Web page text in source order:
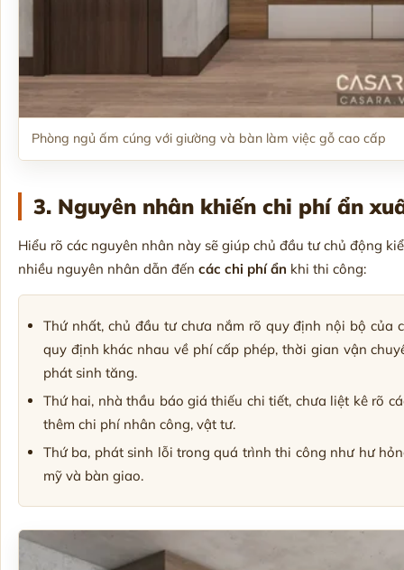
Phòng ngủ ấm cúng với giường và bàn làm việc gỗ cao cấp
3. Nguyên nhân khiến chi phí ẩn
Hiểu rõ các nguyên nhân này sẽ giúp chủ đầu tư chủ động
nhiều nguyên nhân dẫn đến các chi phí ẩn khi thi công:
Thứ nhất, chủ đầu tư chưa nắm rõ quy định nội bộ của
quy định khác nhau về phí cấp phép, thời gian vận
phát sinh tăng.
Thứ hai, nhà thầu báo giá thiếu chi tiết, chưa liệt kê rõ
thêm chi phí nhân công, vật tư.
Thứ ba, phát sinh lỗi trong quá trình thi công như hư
mỹ và bàn giao.